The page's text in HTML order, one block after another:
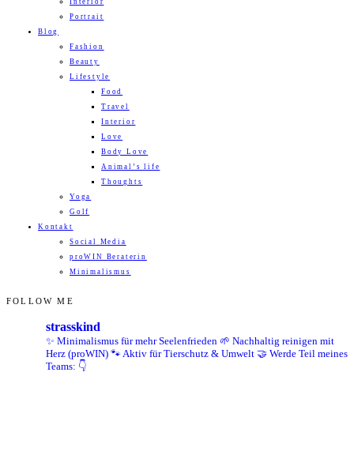
Interior
Portrait
Blog
Fashion
Beauty
Lifestyle
Food
Travel
Interior
Love
Body Love
Animal’s life
Thoughts
Yoga
Golf
Kontakt
Social Media
proWIN Beraterin
Minimalismus
FOLLOW ME
strasskind
✨ Minimalismus für mehr Seelenfrieden 🌱 Nachhaltig reinigen mit
Herz (proWIN) 🐾 Aktiv für Tierschutz & Umwelt 🤝 Werde Teil meines
Teams: 👇